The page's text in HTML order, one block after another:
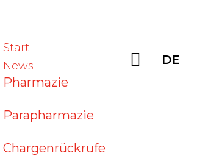
DE
Suchen
Start
News
Pharmazie
Parapharmazie
Chargenrückrufe